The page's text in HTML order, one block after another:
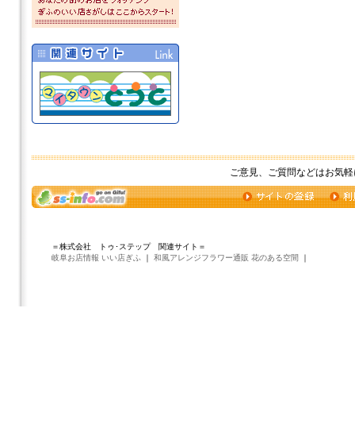
ご意見、ご質問などはお気
＝株式会社 トゥ･ステップ 関連サイト＝
岐阜お店情報 いい店ぎふ ｜ 和風アレンジフラワー通販 花のある空間 ｜